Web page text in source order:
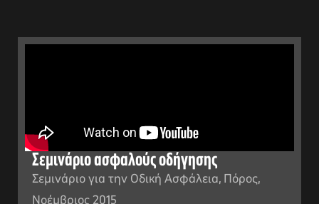
Σεμινάριο ασφαλούς οδήγησης
Σεμινάριο για την Οδική Ασφάλεια, Πόρος,